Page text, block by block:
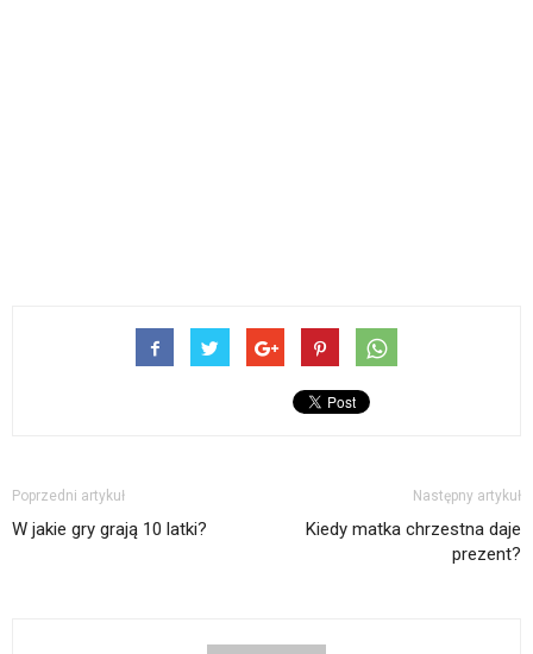
Poprzedni artykuł
W jakie gry grają 10 latki?
Następny artykuł
Kiedy matka chrzestna daje
prezent?